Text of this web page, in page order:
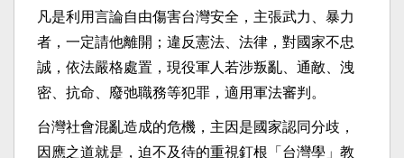
凡是利用言論自由傷害台灣安全，主張武力、暴力
者，一定請他離開；違反憲法、法律，對國家不忠
誠，依法嚴格處置，現役軍人若涉叛亂、通敵、洩
密、抗命、廢弛職務等犯罪，適用軍法審判。
台灣社會混亂造成的危機，主因是國家認同分歧，
因應之道就是，迫不及待的重視釘根「台灣學」教